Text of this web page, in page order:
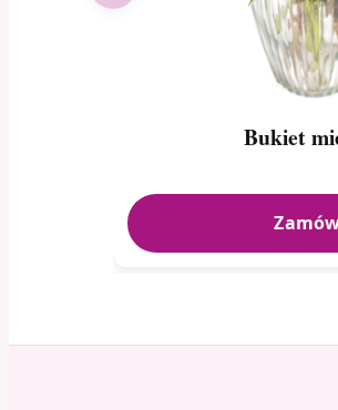
Bukiet